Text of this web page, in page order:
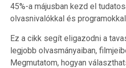
45%-a májusban kezd el
olvasnivalókkal és
Ez a cikk segít eligazodni a
legjobb olvasmányaiban,
Megmutatom, hogyan